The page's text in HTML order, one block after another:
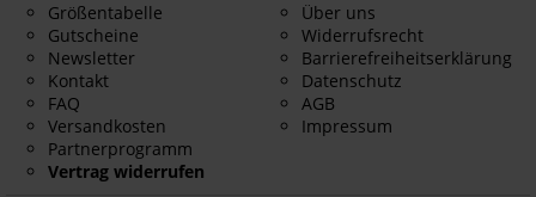
Größentabelle
Gutscheine
Newsletter
Kontakt
FAQ
Versandkosten
Partnerprogramm
Vertrag widerrufen
Über uns
Widerrufsrecht
Barrierefreiheitserklärung
Datenschutz
AGB
Impressum